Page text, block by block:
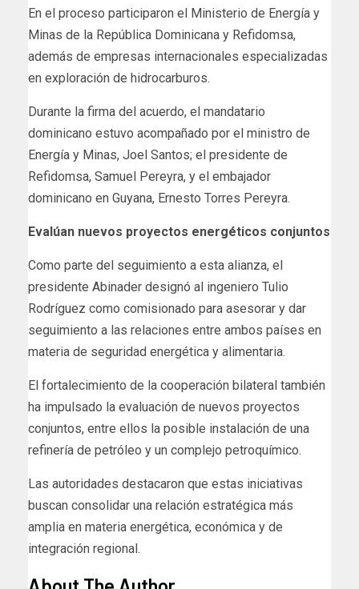
En el proceso participaron el Ministerio de Energía y
Minas de la República Dominicana y Refidomsa,
además de empresas internacionales especializadas
en exploración de hidrocarburos.
Durante la firma del acuerdo, el mandatario
dominicano estuvo acompañado por el ministro de
Energía y Minas, Joel Santos; el presidente de
Refidomsa, Samuel Pereyra, y el embajador
dominicano en Guyana, Ernesto Torres Pereyra.
Evalúan nuevos proyectos energéticos conjuntos
Como parte del seguimiento a esta alianza, el
presidente Abinader designó al ingeniero Tulio
Rodríguez como comisionado para asesorar y dar
seguimiento a las relaciones entre ambos países en
materia de seguridad energética y alimentaria.
El fortalecimiento de la cooperación bilateral también
ha impulsado la evaluación de nuevos proyectos
conjuntos, entre ellos la posible instalación de una
refinería de petróleo y un complejo petroquímico.
Las autoridades destacaron que estas iniciativas
buscan consolidar una relación estratégica más
amplia en materia energética, económica y de
integración regional.